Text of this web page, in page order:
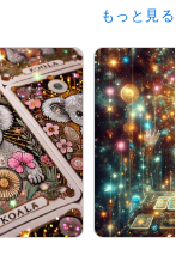
…
たんです
もっと見る